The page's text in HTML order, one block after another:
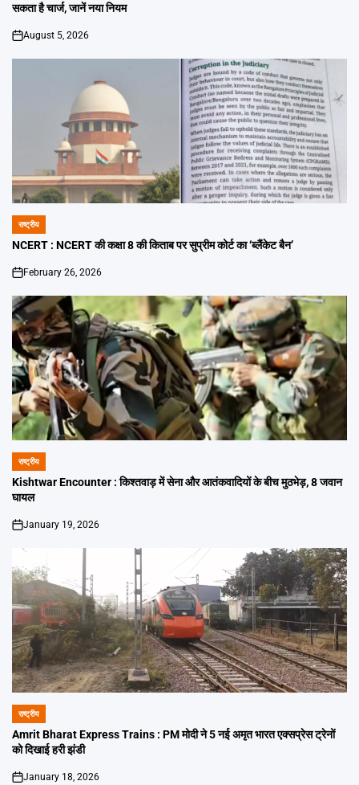
सकता है चार्ज, जानें नया नियम
on
August 5, 2026
POSTED
IN
राष्ट्रीय
NCERT : NCERT की कक्षा 8 की किताब पर सुप्रीम कोर्ट का ‘ब्लैंकेट बैन’
on
February 26, 2026
POSTED
IN
राष्ट्रीय
Kishtwar Encounter : किश्तवाड़ में सेना और आतंकवादियों के बीच मुठभेड़, 8 जवान
घायल
on
January 19, 2026
POSTED
IN
राष्ट्रीय
Amrit Bharat Express Trains : PM मोदी ने 5 नई अमृत भारत एक्सप्रेस ट्रेनों
को दिखाई हरी झंडी
January 18, 2026